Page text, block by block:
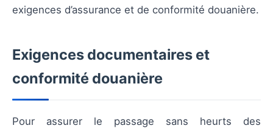
exigences d’assurance et de conformité douanière.
Exigences documentaires et
conformité douanière
Pour assurer le passage sans heurts des